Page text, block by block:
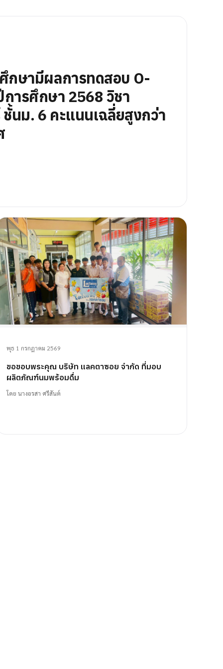
กษามีผลการทดสอบ O-
การศึกษา 2568 วิชา
นม. 6 คะแนนเฉลี่ยสูงกว่า
พุธ 1 กรกฎาคม 2569
ขอขอบพระคุณ บริษัท แลคตาซอย จำกัด ที่มอบ
ผลิตภัณฑ์นมพร้อมดื่ม
โดย นางอรสา ศรีสันต์